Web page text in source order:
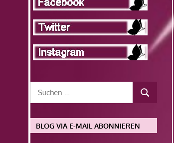
BLOG VIA E-MAIL ABONNIEREN